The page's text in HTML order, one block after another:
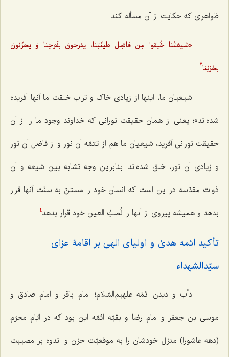
ظواهری که حکایت از آن مسأله کند
«شیعَتُنا خُلِقوا مِن فاضِل طینَتِنا، یفرحونَ لِفَرَحِنا وَ یحزَنونَ
لِحُزنِنا3
شیعیان ما، اینها از زیادی خاک و تراب خلقت ما آنها آفریده
شده‌اند»؛ یعنی از همان حقیقت نورانی که خداوند وجود ما را از آن
حقیقت نورانی آفرید، شیعیان ما هم از تتمّه آن نور و از فاضل آن نور
و زیادی آن نور، خلق شده‌اند. بنابراین وجه تشابه بین شیعه و آن
ذوات مقدّسه در این است که انسان خود را مستنّ به سنّت آنها قرار
بدهد و همیشه پیروی از آنها را نُصبُ العین خود قرار بدهد4
تأکید ائمه هدیٰ و اولیای الهی بر اقامۀ عزای
سیّدالشهداء
دأب و دیدن ائمّه علهیم‌السّلام؛ امام باقر و امام صادق و
موسی بن جعفر و امام رضا و بقیّه ائمّه این بود که در ایّام محرّم
(دهه عاشورا) منزل خودشان را به موقعیّت حزن و اندوه بر مصیبت